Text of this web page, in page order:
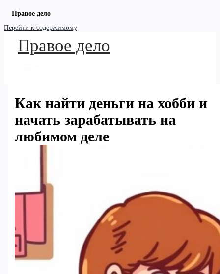
Правое дело
Перейти к содержимому
Правое дело
Как найти деньги на хобби и
начать зарабатывать на
любимом деле